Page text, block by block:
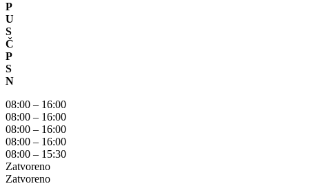
P
U
S
Č
P
S
N
08:00 – 16:00
08:00 – 16:00
08:00 – 16:00
08:00 – 16:00
08:00 – 15:30
Zatvoreno
Zatvoreno